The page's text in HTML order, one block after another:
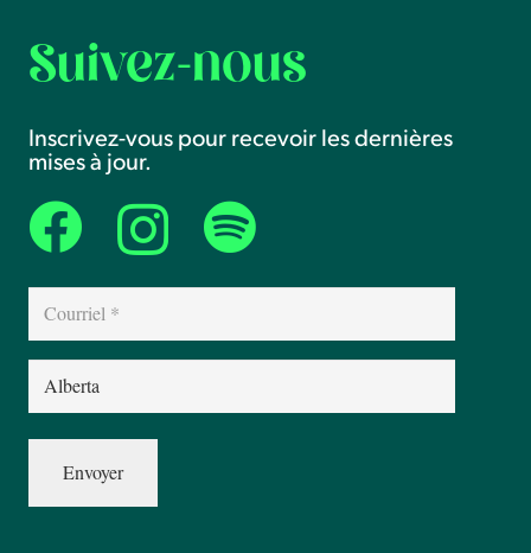
Suivez-nous
Inscrivez-vous pour recevoir les dernières
mises à jour.
Courriel
(Nécessaire)
Province
(Nécessaire)